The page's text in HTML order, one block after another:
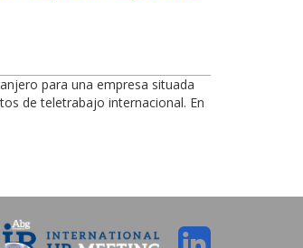
para una empresa situada
de teletrabajo internacional. En